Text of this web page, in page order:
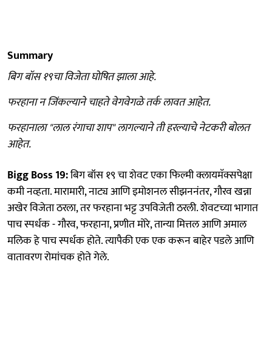
Summary
बिग बॉस १९चा विजेता घोषित झाला आहे.
फरहाना न जिंकल्याने चाहते वेगवेगळे तर्क लावत आहेत.
फरहानाला "लाल रंगाचा शाप" लागल्याने ती हरल्याचे नेटकरी बोलत
आहेत.
Bigg Boss 19:बिग बॉस १९ चा शेवट एका फिल्मी क्लायमॅक्सपेक्षा
कमी नव्हता. मारामारी, नाट्य आणि इमोशनल सीझननंतर, गौरव खन्ना
अखेर विजेता ठरला, तर फरहाना भट्ट उपविजेती ठरली. शेवटच्या भागात
पाच स्पर्धक - गौरव, फरहाना, प्रणीत मोरे, तान्या मित्तल आणि अमाल
मलिक हे पाच स्पर्धक होते. त्यापैकी एक एक करून बाहेर पडले आणि
वातावरण रोमांचक होते गेले.